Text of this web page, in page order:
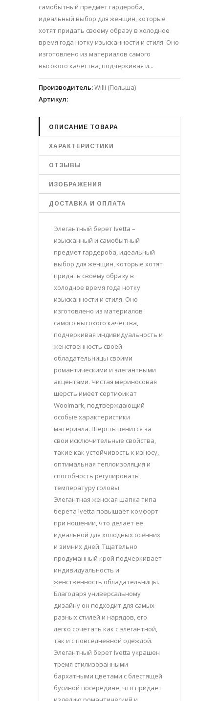
самобытный предмет гардероба,
идеальный выбор для женщин, которые
хотят придать своему образу в холодное
время года нотку изысканности и стиля. Оно
изготовлено из материалов самого
высокого качества, подчеркивая и...
Производитель:Willi (Польша)
Артикул:
ОПИСАНИЕ ТОВАРА
ХАРАКТЕРИСТИКИ
ОТЗЫВЫ
ИЗОБРАЖЕНИЯ
ДОСТАВКА И ОПЛАТА
Элегантный берет Ivetta –
изысканный и самобытный
предмет гардероба, идеальный
выбор для женщин, которые хотят
придать своему образу в
холодное время года нотку
изысканности и стиля. Оно
изготовлено из материалов
самого высокого качества,
подчеркивая индивидуальность и
женственность своей
обладательницы своими
романтическими и элегантными
акцентами. Чистая мериносовая
шерсть имеет сертификат
Woolmark, подтверждающий
особые характеристики
материала. Шерсть ценится за
свои исключительные свойства,
такие как устойчивость к износу,
оптимальная теплоизоляция и
способность регулировать
температуру головы.
Элегантная женская шапка типа
берета Ivetta повышает комфорт
при ношении, что делает ее
идеальной для холодных осенних
и зимних дней. Тщательно
продуманный крой подчеркивает
индивидуальность и
женственность обладательницы.
Благодаря универсальному
дизайну он подходит для самых
разных стилей и нарядов, его
легко сочетать как с элегантной,
так и с повседневной одеждой.
Элегантный берет Ivetta украшен
тремя стилизованными
бархатными цветами с блестящей
бусиной посередине, что придает